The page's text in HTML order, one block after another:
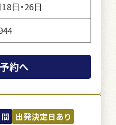
日・26日
約へ
出発決定日あり